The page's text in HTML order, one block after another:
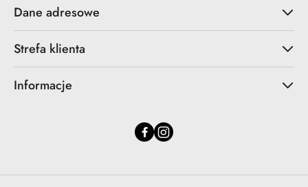
Dane adresowe
Strefa klienta
Informacje